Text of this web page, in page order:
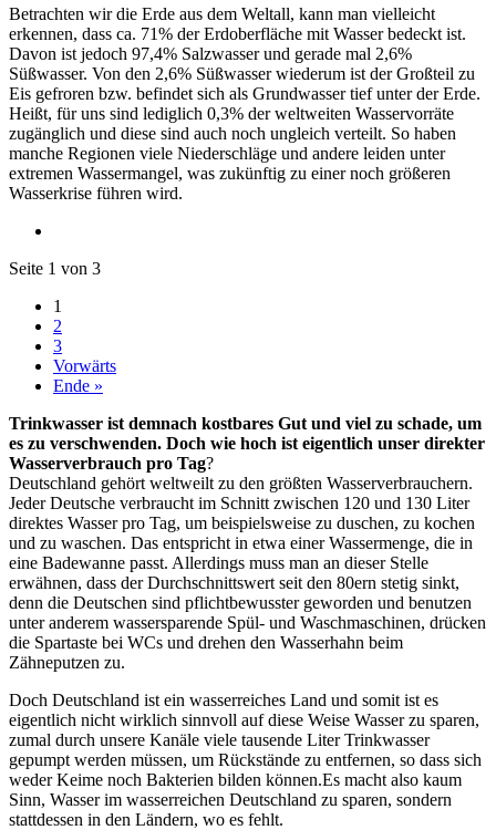
Betrachten wir die Erde aus dem Weltall, kann man vielleicht
erkennen, dass ca. 71% der Erdoberfläche mit Wasser bedeckt ist.
Davon ist jedoch 97,4% Salzwasser und gerade mal 2,6%
Süßwasser. Von den 2,6% Süßwasser wiederum ist der Großteil zu
Eis gefroren bzw. befindet sich als Grundwasser tief unter der Erde.
Heißt, für uns sind lediglich 0,3% der weltweiten Wasservorräte
zugänglich und diese sind auch noch ungleich verteilt. So haben
manche Regionen viele Niederschläge und andere leiden unter
extremen Wassermangel, was zukünftig zu einer noch größeren
Wasserkrise führen wird.
Seite 1 von 3
1
2
3
Vorwärts
Ende »
Trinkwasser ist demnach kostbares Gut und viel zu schade, um
es zu verschwenden. Doch wie hoch ist eigentlich unser direkter
Wasserverbrauch pro Tag?
Deutschland gehört weltweilt zu den größten Wasserverbrauchern.
Jeder Deutsche verbraucht im Schnitt zwischen 120 und 130 Liter
direktes Wasser pro Tag, um beispielsweise zu duschen, zu kochen
und zu waschen. Das entspricht in etwa einer Wassermenge, die in
eine Badewanne passt. Allerdings muss man an dieser Stelle
erwähnen, dass der Durchschnittswert seit den 80ern stetig sinkt,
denn die Deutschen sind pflichtbewusster geworden und benutzen
unter anderem wassersparende Spül- und Waschmaschinen, drücken
die Spartaste bei WCs und drehen den Wasserhahn beim
Zähneputzen zu.
Doch Deutschland ist ein wasserreiches Land und somit ist es
eigentlich nicht wirklich sinnvoll auf diese Weise Wasser zu sparen,
zumal durch unsere Kanäle viele tausende Liter Trinkwasser
gepumpt werden müssen, um Rückstände zu entfernen, so dass sich
weder Keime noch Bakterien bilden können.Es macht also kaum
Sinn, Wasser im wasserreichen Deutschland zu sparen, sondern
stattdessen in den Ländern, wo es fehlt.